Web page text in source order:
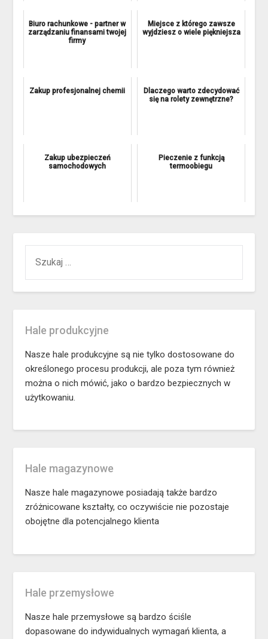
Biuro rachunkowe - partner w
zarządzaniu finansami twojej
firmy
Miejsce z którego zawsze
wyjdziesz o wiele piękniejsza
Zakup profesjonalnej chemii
Dlaczego warto zdecydować
się na rolety zewnętrzne?
Zakup ubezpieczeń
samochodowych
Pieczenie z funkcją
termoobiegu
Hale produkcyjne
Nasze hale produkcyjne są nie tylko dostosowane do
określonego procesu produkcji, ale poza tym również
można o nich mówić, jako o bardzo bezpiecznych w
użytkowaniu.
Hale magazynowe
Nasze hale magazynowe posiadają także bardzo
zróżnicowane kształty, co oczywiście nie pozostaje
obojętne dla potencjalnego klienta
Hale przemysłowe
Nasze hale przemysłowe są bardzo ściśle
dopasowane do indywidualnych wymagań klienta, a